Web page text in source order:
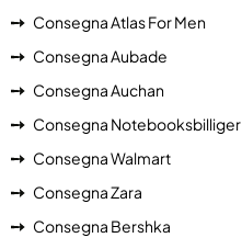
Consegna Atlas For Men
Consegna Aubade
Consegna Auchan
Consegna Notebooksbilliger
Consegna Walmart
Consegna Zara
Consegna Bershka